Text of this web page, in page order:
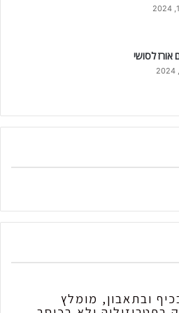
אורז לסושי
ובתאבון, מומלץ